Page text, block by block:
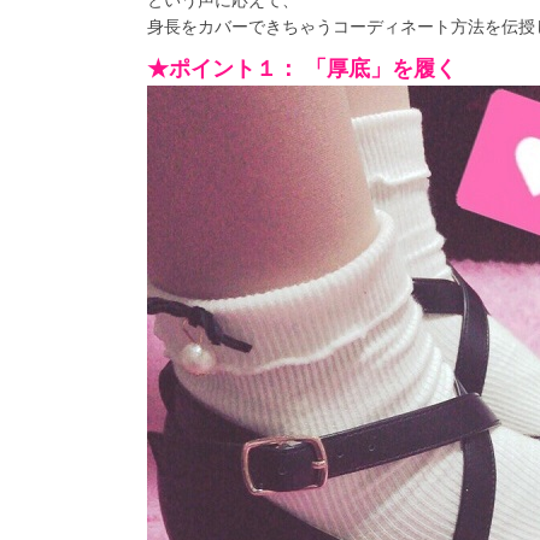
身長をカバーできちゃうコーディネート方法を伝授
★ポイント１： 「厚底」を履く